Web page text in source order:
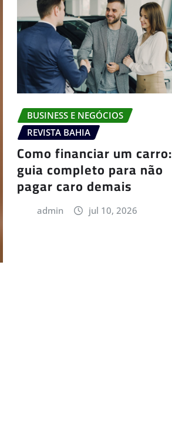
BUSINESS E NEGÓCIOS
REVISTA BAHIA
Como financiar um carro:
guia completo para não
pagar caro demais
admin jul 10, 2026